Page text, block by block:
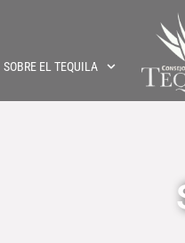
SOBRE EL TEQUILA